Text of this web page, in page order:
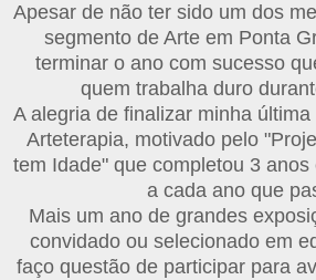
Apesar de não ter sido um dos
segmento de Arte em Ponta
terminar o ano com sucesso
quem trabalha duro
A alegria de finalizar minha
Arteterapia, motivado pelo
tem Idade" que completou 3
a cada ano que
Mais um ano de grandes
convidado ou selecionado em
faço questão de participar para